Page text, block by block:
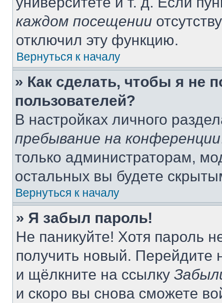
каждом посещении
отключил эту функцию.
Вернуться к началу
» Как сделать, чтобы я не
пользователей?
В настройках личного
пребывание на конференции
только администраторам,
остальных вы будете
Вернуться к началу
» Я забыл пароль!
Не паникуйте! Хотя пароль
получить новый. Перейдите
и щёлкните на ссылку
и скоро вы снова сможете